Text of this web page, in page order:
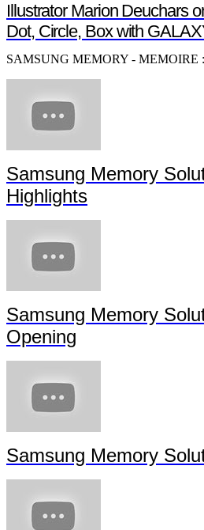
Illustrator Marion Deuchars
Dot, Circle, Box with
SAMSUNG MEMORY - MEMOIRE :
Samsung Memory
Highlights
Samsung Memory
Opening
Samsung Memory Solutions